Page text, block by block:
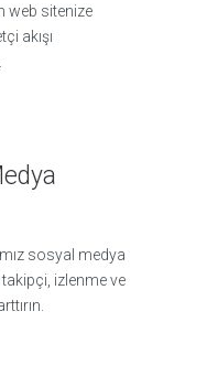
web sitenize
akışı
sosyal medya
takipçi, izlenme ve